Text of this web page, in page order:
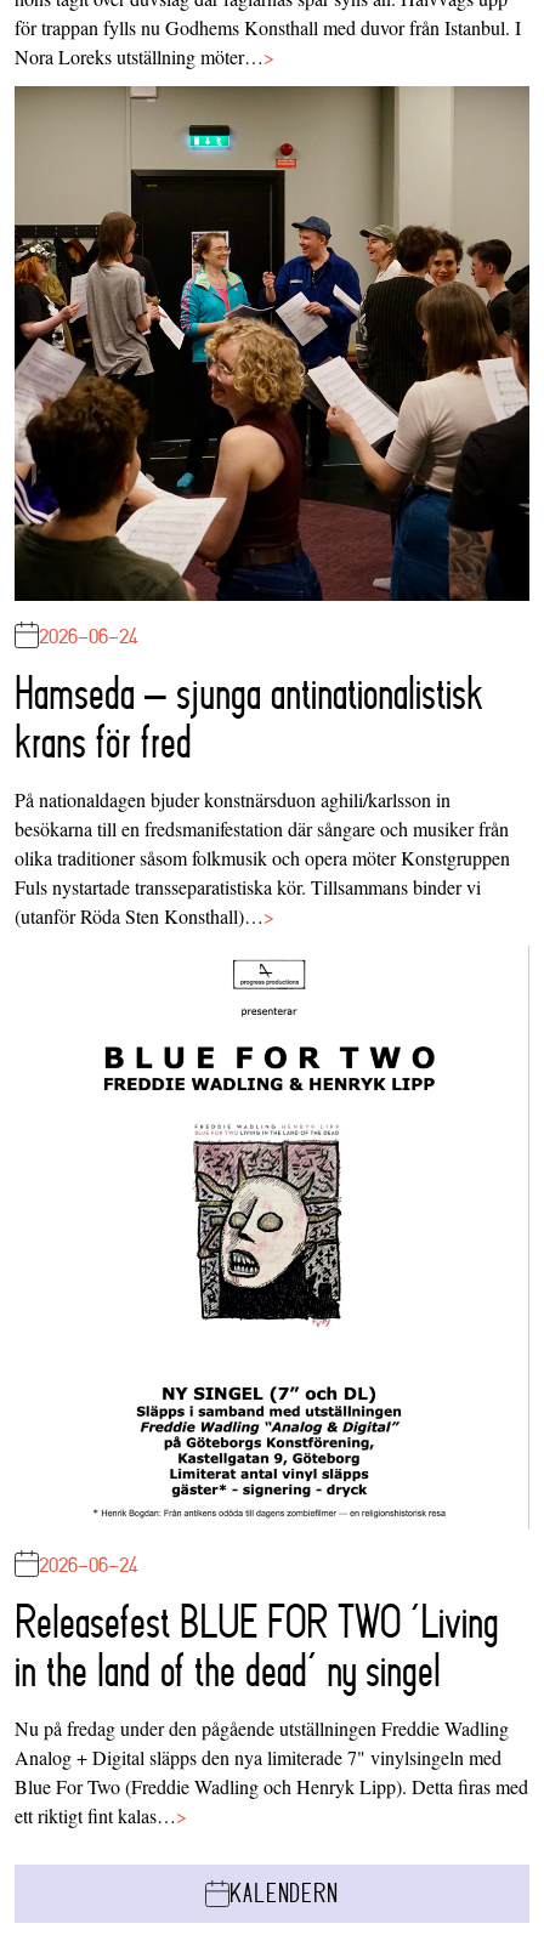
för trappan fylls nu Godhems Konsthall med duvor från Istanbul. I
Nora Loreks utställning möter…>
2026-06-24
Hamseda – sjunga antinationalistisk
krans för fred
På nationaldagen bjuder konstnärsduon aghili/karlsson in
besökarna till en fredsmanifestation där sångare och musiker från
olika traditioner såsom folkmusik och opera möter Konstgruppen
Fuls nystartade transseparatistiska kör. Tillsammans binder vi
(utanför Röda Sten Konsthall)…>
2026-06-24
Releasefest BLUE FOR TWO ‘Living
in the land of the dead’ ny singel
Nu på fredag under den pågående utställningen Freddie Wadling
Analog + Digital släpps den nya limiterade 7" vinylsingeln med
Blue For Two (Freddie Wadling och Henryk Lipp). Detta firas med
ett riktigt fint kalas…>
KALENDERN